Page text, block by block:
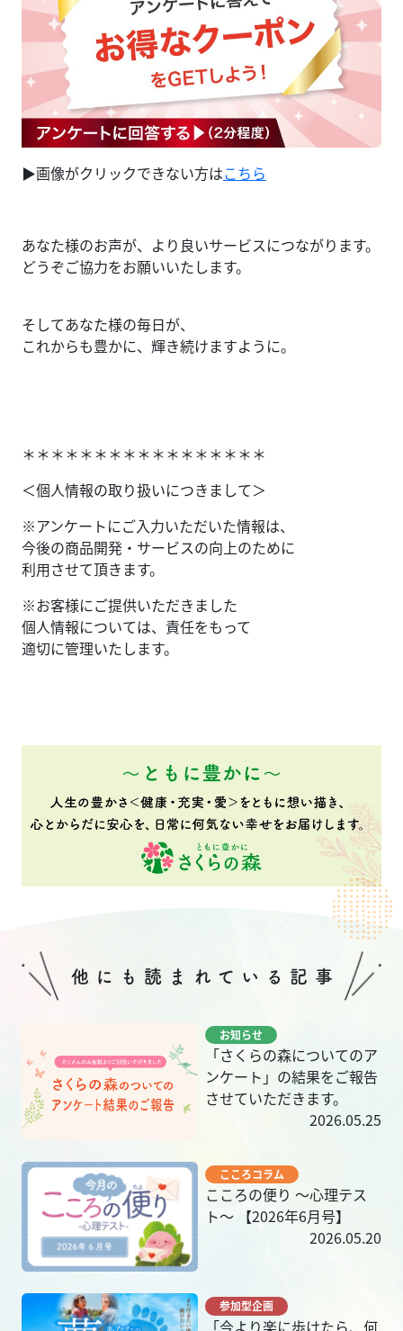
▶︎画像がクリックできない方はこちら
あなた様のお声が、より良いサービスにつながります。
どうぞご協力をお願いいたします。
そしてあなた様の毎日が、
これからも豊かに、輝き続けますように。
＊＊＊＊＊＊＊＊＊＊＊＊＊＊＊＊＊
＜個人情報の取り扱いにつきまして＞
※アンケートにご入力いただいた情報は、
今後の商品開発・サービスの向上のために
利用させて頂きます。
※お客様にご提供いただきました
個人情報については、責任をもって
適切に管理いたします。
他にも読まれている記事
お知らせ
「さくらの森についてのア
ンケート」の結果をご報告
させていただきます。
2026.05.25
こころコラム
こころの便り 〜心理テス
ト〜 【2026年6月号】
2026.05.20
参加型企画
「今より楽に歩けたら、何